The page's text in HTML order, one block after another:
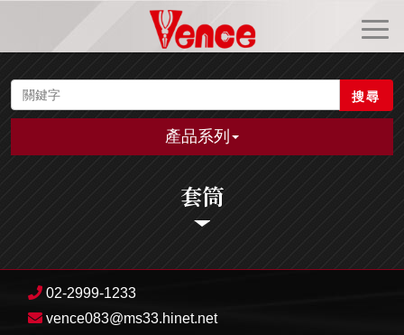
搜尋
產品系列
套筒
02-2999-1233
vence083@ms33.hinet.net